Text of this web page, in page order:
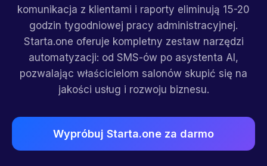
komunikacja z klientami i raporty eliminują 15-20
godzin tygodniowej pracy administracyjnej.
Starta.one oferuje kompletny zestaw narzędzi
automatyzacji: od SMS-ów po asystenta AI,
pozwalając właścicielom salonów skupić się na
jakości usług i rozwoju biznesu.
Wypróbuj Starta.one za darmo